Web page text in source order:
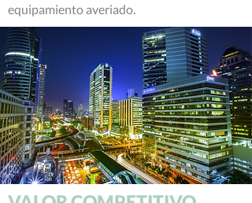
equipamiento averiado.